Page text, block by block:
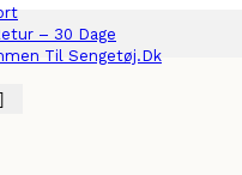
– 30 Dage
Til Sengetøj.dk